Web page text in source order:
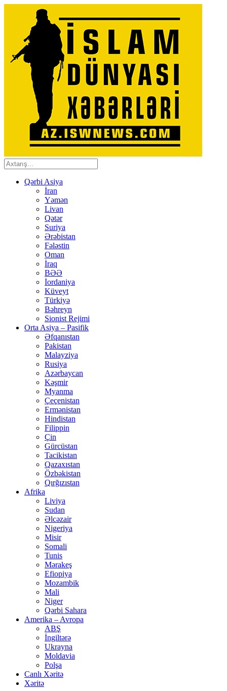
Qərbi Asiya
İran
Yəmən
Livan
Qətər
Suriya
Ərəbistan
Fələstin
Oman
İraq
BƏƏ
İordaniya
Küveyt
Türkiyə
Bəhreyn
Sionist Rejimi
Orta Asiya – Pasifik
Əfqanıstan
Pakistan
Malayziya
Rusiya
Azərbaycan
Kəşmir
Myanma
Çeçenistan
Ermənistan
Hindistan
Filippin
Çin
Gürcüstan
Tacikistan
Qazaxıstan
Özbəkistan
Qırğızıstan
Afrika
Liviya
Sudan
Əlcəzair
Nigeriya
Misir
Somali
Tunis
Mərakeş
Efiopiya
Mozambik
Mali
Niger
Qərbi Sahara
Amerika – Avropa
ABŞ
İngiltərə
Ukrayna
Moldavia
Polşa
Canlı Xəritə
Xəritə